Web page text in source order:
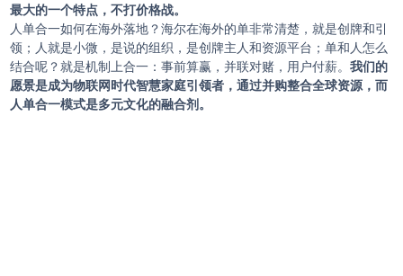
最大的一个特点，不打价格战。
人单合一如何在海外落地？海尔在海外的单非常清楚，就是创牌和引
领；人就是小微，是说的组织，是创牌主人和资源平台；单和人怎么
结合呢？就是机制上合一：事前算赢，并联对赌，用户付薪。我们的
愿景是成为物联网时代智慧家庭引领者，通过并购整合全球资源，而
人单合一模式是多元文化的融合剂。